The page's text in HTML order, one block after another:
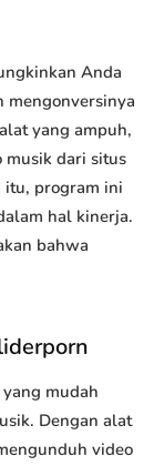
Anda
mengonversinya
yang ampuh,
musik dari situs
itu, program ini
hal kinerja.
bahwa
mudah
Dengan alat
video